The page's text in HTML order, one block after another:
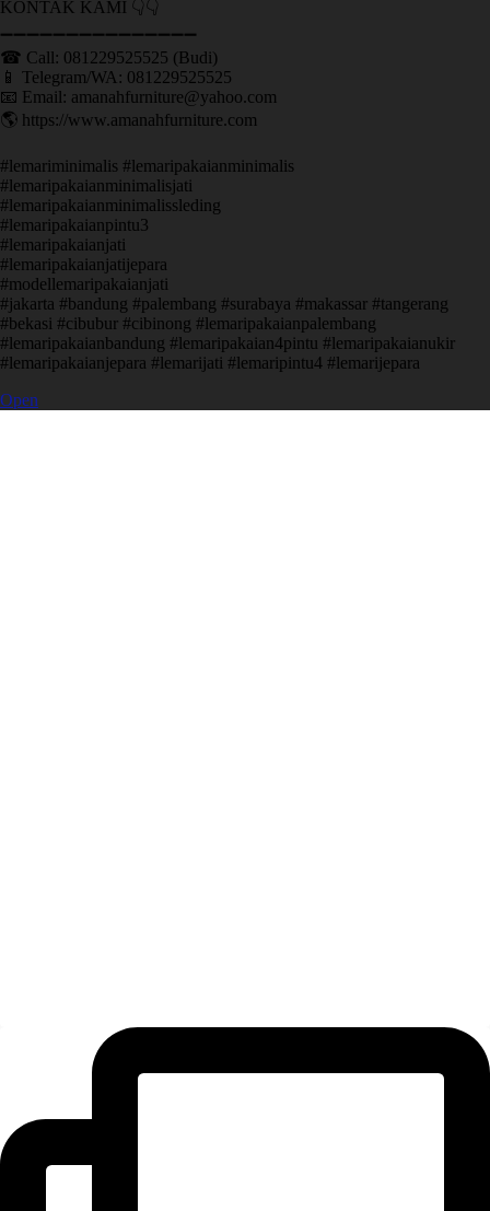
KONTAK KAMI 👇👇
➖➖➖➖➖➖➖➖➖➖➖➖➖➖➖ ㅤ
☎ Call: 081229525525 (Budi)
📱 Telegram/WA: 081229525525
📧 Email: amanahfurniture@yahoo.com
🌎 https://www.amanahfurniture.com
#lemariminimalis #lemaripakaianminimalis
#lemaripakaianminimalisjati
#lemaripakaianminimalissleding
#lemaripakaianpintu3
#lemaripakaianjati
#lemaripakaianjatijepara
#modellemaripakaianjati
#jakarta #bandung #palembang #surabaya #makassar #tangerang
#bekasi #cibubur #cibinong #lemaripakaianpalembang
#lemaripakaianbandung #lemaripakaian4pintu #lemaripakaianukir
#lemaripakaianjepara #lemarijati #lemaripintu4 #lemarijepara
Open